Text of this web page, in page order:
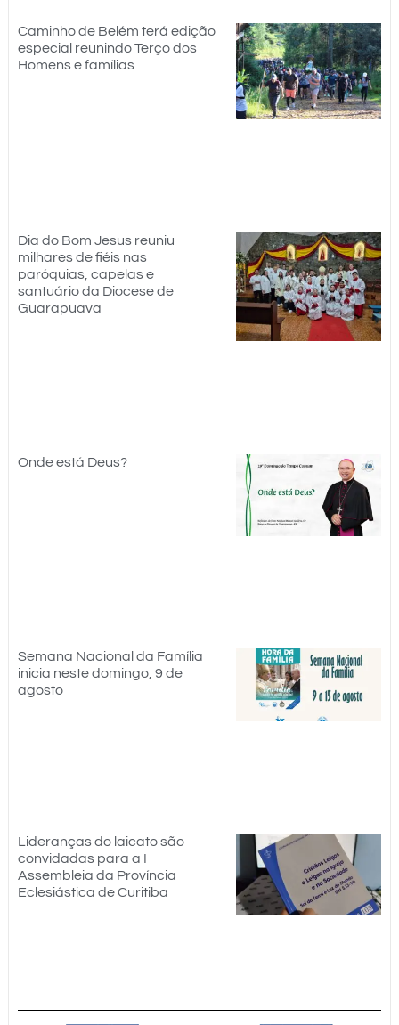
Caminho de Belém terá edição
especial reunindo Terço dos
Homens e famílias
Dia do Bom Jesus reuniu
milhares de fiéis nas
paróquias, capelas e
santuário da Diocese de
Guarapuava
Onde está Deus?
Semana Nacional da Família
inicia neste domingo, 9 de
agosto
Lideranças do laicato são
convidadas para a I
Assembleia da Província
Eclesiástica de Curitiba